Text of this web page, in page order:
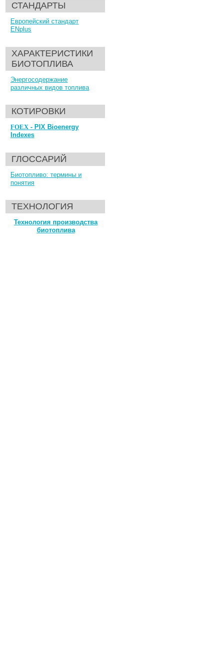
СТАНДАРТЫ
Европейский стандарт
ENplus
ХАРАКТЕРИСТИКИ
БИОТОПЛИВА
Энергосодержание
различных видов топлива
КОТИРОВКИ
FOEX- PIX Bioenergy
Indexes
ГЛОССАРИЙ
Биотопливо: термины и
понятия
ТЕХНОЛОГИЯ
Технология производства
биотоплива